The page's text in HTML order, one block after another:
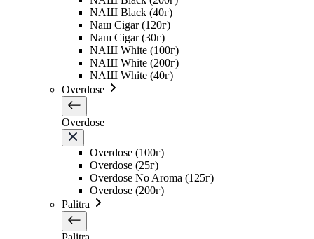
NAШ Black (40г)
Naш Cigar (120г)
Naш Cigar (30г)
NAШ White (100г)
NAШ White (200г)
NAШ White (40г)
Overdose
Overdose
Overdose (100г)
Overdose (25г)
Overdose No Aroma (125г)
Overdose (200г)
Palitra